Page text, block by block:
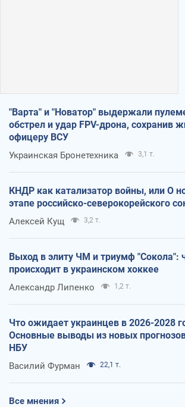
"Варта" и "Новатор" выдержали
обстрел и удар FPV-дрона, сохранив
офицеру ВСУ
Украинская Бронетехника 3,1 т.
КНДР как катализатор войны, или О
этапе российско-северокорейского
Алексей Кущ 3,2 т.
Выход в элиту ЧМ и триумф "Сокола":
происходит в украинском хоккее
Александр Липенко 1,2 т.
Что ожидает украинцев в 2026-2028
Основные выводы из новых
НБУ
Василий Фурман 22,1 т.
Все мнения